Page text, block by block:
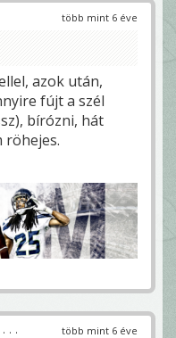
több mint 6 éve
azok után,
fújt a szél
bírózni, hát
röhejes.
több mint 6 éve
. .